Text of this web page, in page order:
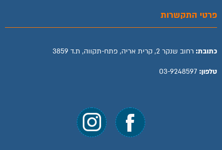
פרטי התקשרות
כתובת: רחוב שנקר 2, קרית אריה, פתח-תקווה, ת.ד 3859
טלפון: 03-9248597